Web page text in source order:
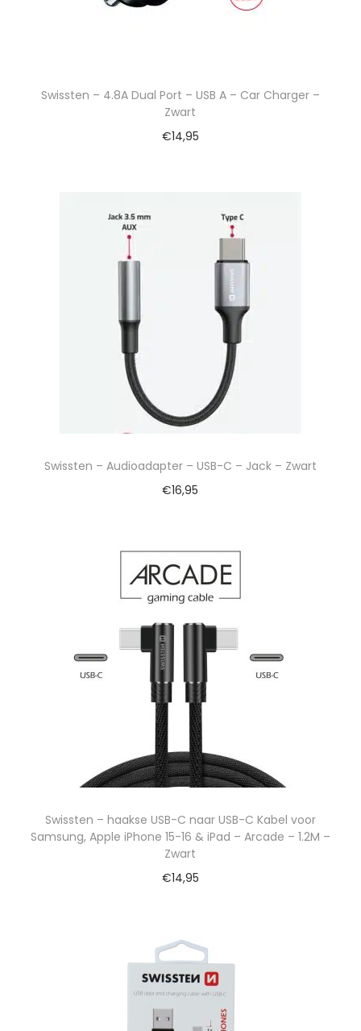
Swissten – 4.8A Dual Port – USB A – Car Charger –
Zwart
€14,95
Swissten – Audioadapter – USB-C – Jack – Zwart
€16,95
Swissten – haakse USB-C naar USB-C Kabel voor
Samsung, Apple iPhone 15-16 & iPad – Arcade – 1.2M –
Zwart
€14,95